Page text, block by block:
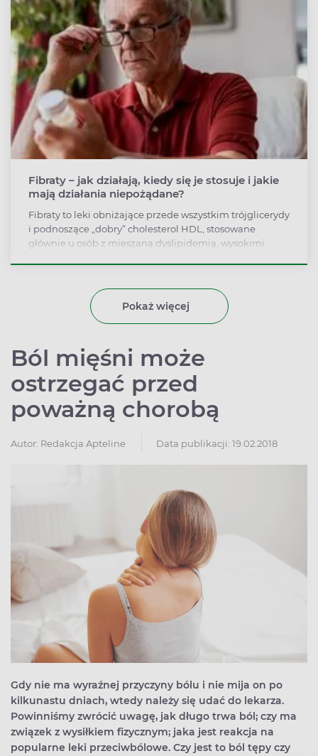
Fibraty – jak działają, kiedy się je stosuje i jakie
mają działania niepożądane?
Fibraty to leki obniżające przede wszystkim trójglicerydy
i podnoszące „dobry” cholesterol HDL, stosowane
głównie u osób z mieszaną dyslipidemią, wysokimi
lipidowych, jakie dają efekty, działania niepożądane
oraz czy można je łączyć ze statynami.
Pokaż więcej
Ból mięśni może
ostrzegać przed
poważną chorobą
Autor: Redakcja Apteline Data publikacji: 19.02.2018
Gdy nie ma wyraźnej przyczyny bólu i nie mija on po
kilkunastu dniach, wtedy należy się udać do lekarza.
Powinniśmy zwrócić uwagę, jak długo trwa ból; czy ma
związek z wysiłkiem fizycznym; jaka jest reakcja na
popularne leki przeciwbólowe. Czy jest to ból tępy czy